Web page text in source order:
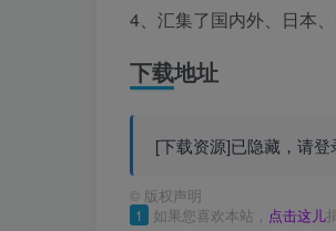
4、汇集了国内外、日本
下载地址
[下载资源]已隐藏，请
© 版权声明
1 如果您喜欢本站， 点击这儿